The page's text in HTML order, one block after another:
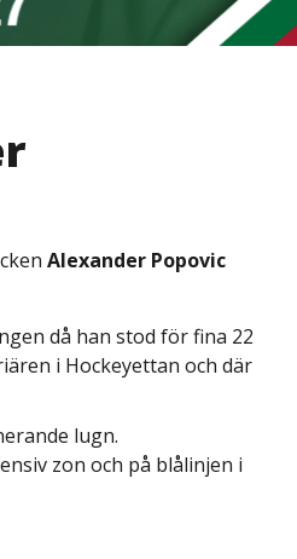
Alexander Popovic
då han stod för fina 22
i Hockeyettan och där
lugn.
zon och på blålinjen i